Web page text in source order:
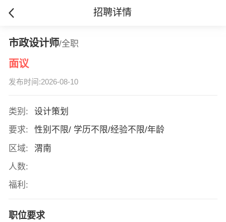
招聘详情
市政设计师/全职
面议
发布时间:2026-08-10
类别:
设计策划
要求:
性别不限/ 学历不限/经验不限/年龄
区域:
渭南
人数:
福利:
职位要求